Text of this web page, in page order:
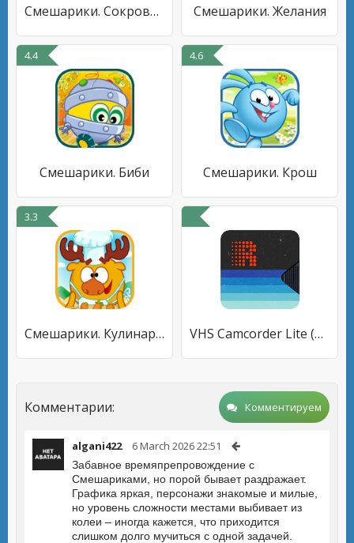
Смешарики. Сокровища Смешарики. Желания
4.4
Смешарики. Биби
4.6
Смешарики. Крош
3.3
Смешарики. Кулинария VHS Camcorder Lite (VHS Cam)
Комментарии: Комментируем
algani422 6 March 2026 22:51
Забавное времяпрепровождение с
Смешариками, но порой бывает раздражает.
Графика яркая, персонажи знакомые и милые,
но уровень сложности местами выбивает из
колеи – иногда кажется, что приходится
слишком долго мучиться с одной задачей.